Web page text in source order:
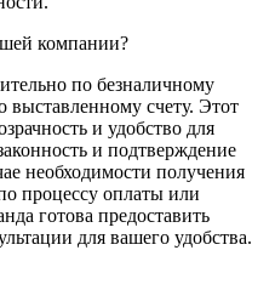
компании?
по безналичному
выставленному счету. Этот
и удобство для
и подтверждение
необходимости получения
процессу оплаты или
готова предоставить
для вашего удобства.